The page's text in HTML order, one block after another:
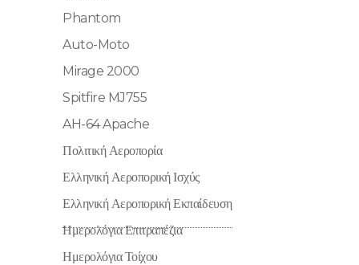
Phantom
Auto-Moto
Mirage 2000
Spitfire MJ755
AH-64 Apache
Πολιτική Αεροπορία
Ελληνική Αεροπορική Ισχύς
Ελληνική Αεροπορική Εκπαίδευση
Ημερολόγια Επιτραπέζια
Ημερολόγια Τοίχου